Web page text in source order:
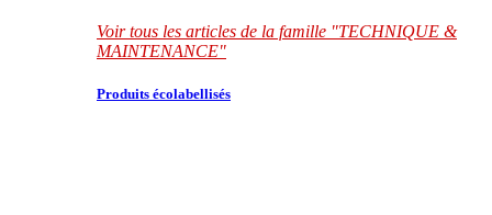
Voir tous les articles de la famille "TECHNIQUE &
MAINTENANCE"
Produits écolabellisés